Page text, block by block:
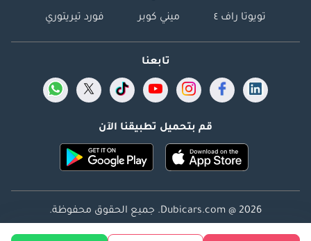
تويوتا راف ٤ ميني كوبر فورد تيريتوري
تابعنا
قم بتحميل تطبيقنا الآن
Dubicars.com @ 2026. جميع الحقوق محفوظة.
العنوان: 2114 ، برج شذى ، المدينة الإعلامية ، دبي ، الإمارات